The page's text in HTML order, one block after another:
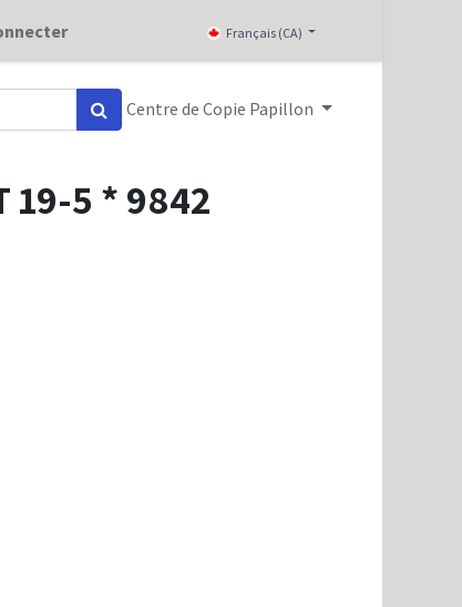
Français (CA)
Centre de Copie Papillon
19-5 * 9842